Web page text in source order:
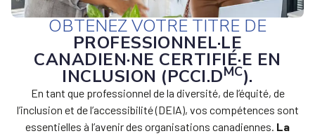
OBTENEZ VOTRE TITRE DE
PROFESSIONNEL·LE
CANADIEN·NE CERTIFIÉ·E EN
INCLUSION (PCCI.DMC).
En tant que professionnel de la diversité, de l’équité, de
l’inclusion et de l’accessibilité (DEIA), vos compétences sont
essentielles à l’avenir des organisations canadiennes. La